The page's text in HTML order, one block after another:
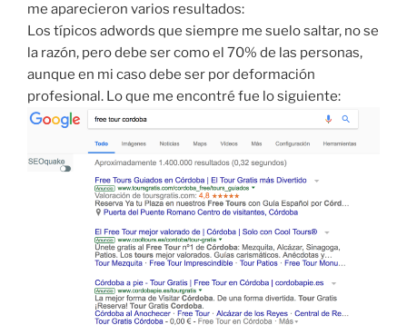
me aparecieron varios resultados:
Los típicos adwords que siempre me suelo saltar, no se
la razón, pero debe ser como el 70% de las personas,
aunque en mi caso debe ser por deformación
profesional. Lo que me encontré fue lo siguiente: